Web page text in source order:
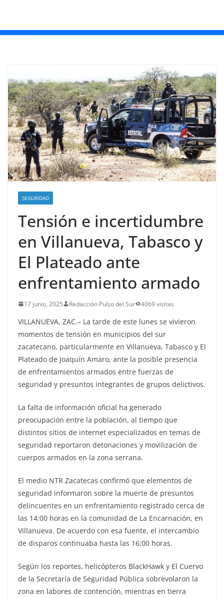
SEGURIDAD
Tensión e incertidumbre
en Villanueva, Tabasco y
El Plateado ante
enfrentamiento armado
17 junio, 2025 Redacción Pulso del Sur 4069 visitas
VILLANUEVA, ZAC.– La tarde de este lunes se vivieron
momentos de tensión en municipios del sur
zacatecano, particularmente en Villanueva, Tabasco y El
Plateado de Joaquín Amaro, ante la posible presencia
de enfrentamientos armados entre fuerzas de
seguridad y presuntos integrantes de grupos delictivos.
La falta de información oficial ha generado
preocupación entre la población, al tiempo que
distintos sitios de internet especializados en temas de
seguridad reportaron detonaciones y movilización de
cuerpos armados en la zona serrana.
El medio NTR Zacatecas confirmó que elementos de
seguridad informaron sobre la muerte de presuntos
delincuentes en un enfrentamiento registrado cerca de
las 14:00 horas en la comunidad de La Encarnación, en
Villanueva. De acuerdo con esa fuente, el intercambio
de disparos continuaba hasta las 16:00 horas.
Según los reportes, helicópteros BlackHawk y El Cuervo
de la Secretaría de Seguridad Pública sobrevolaron la
zona en labores de contención, mientras en tierra